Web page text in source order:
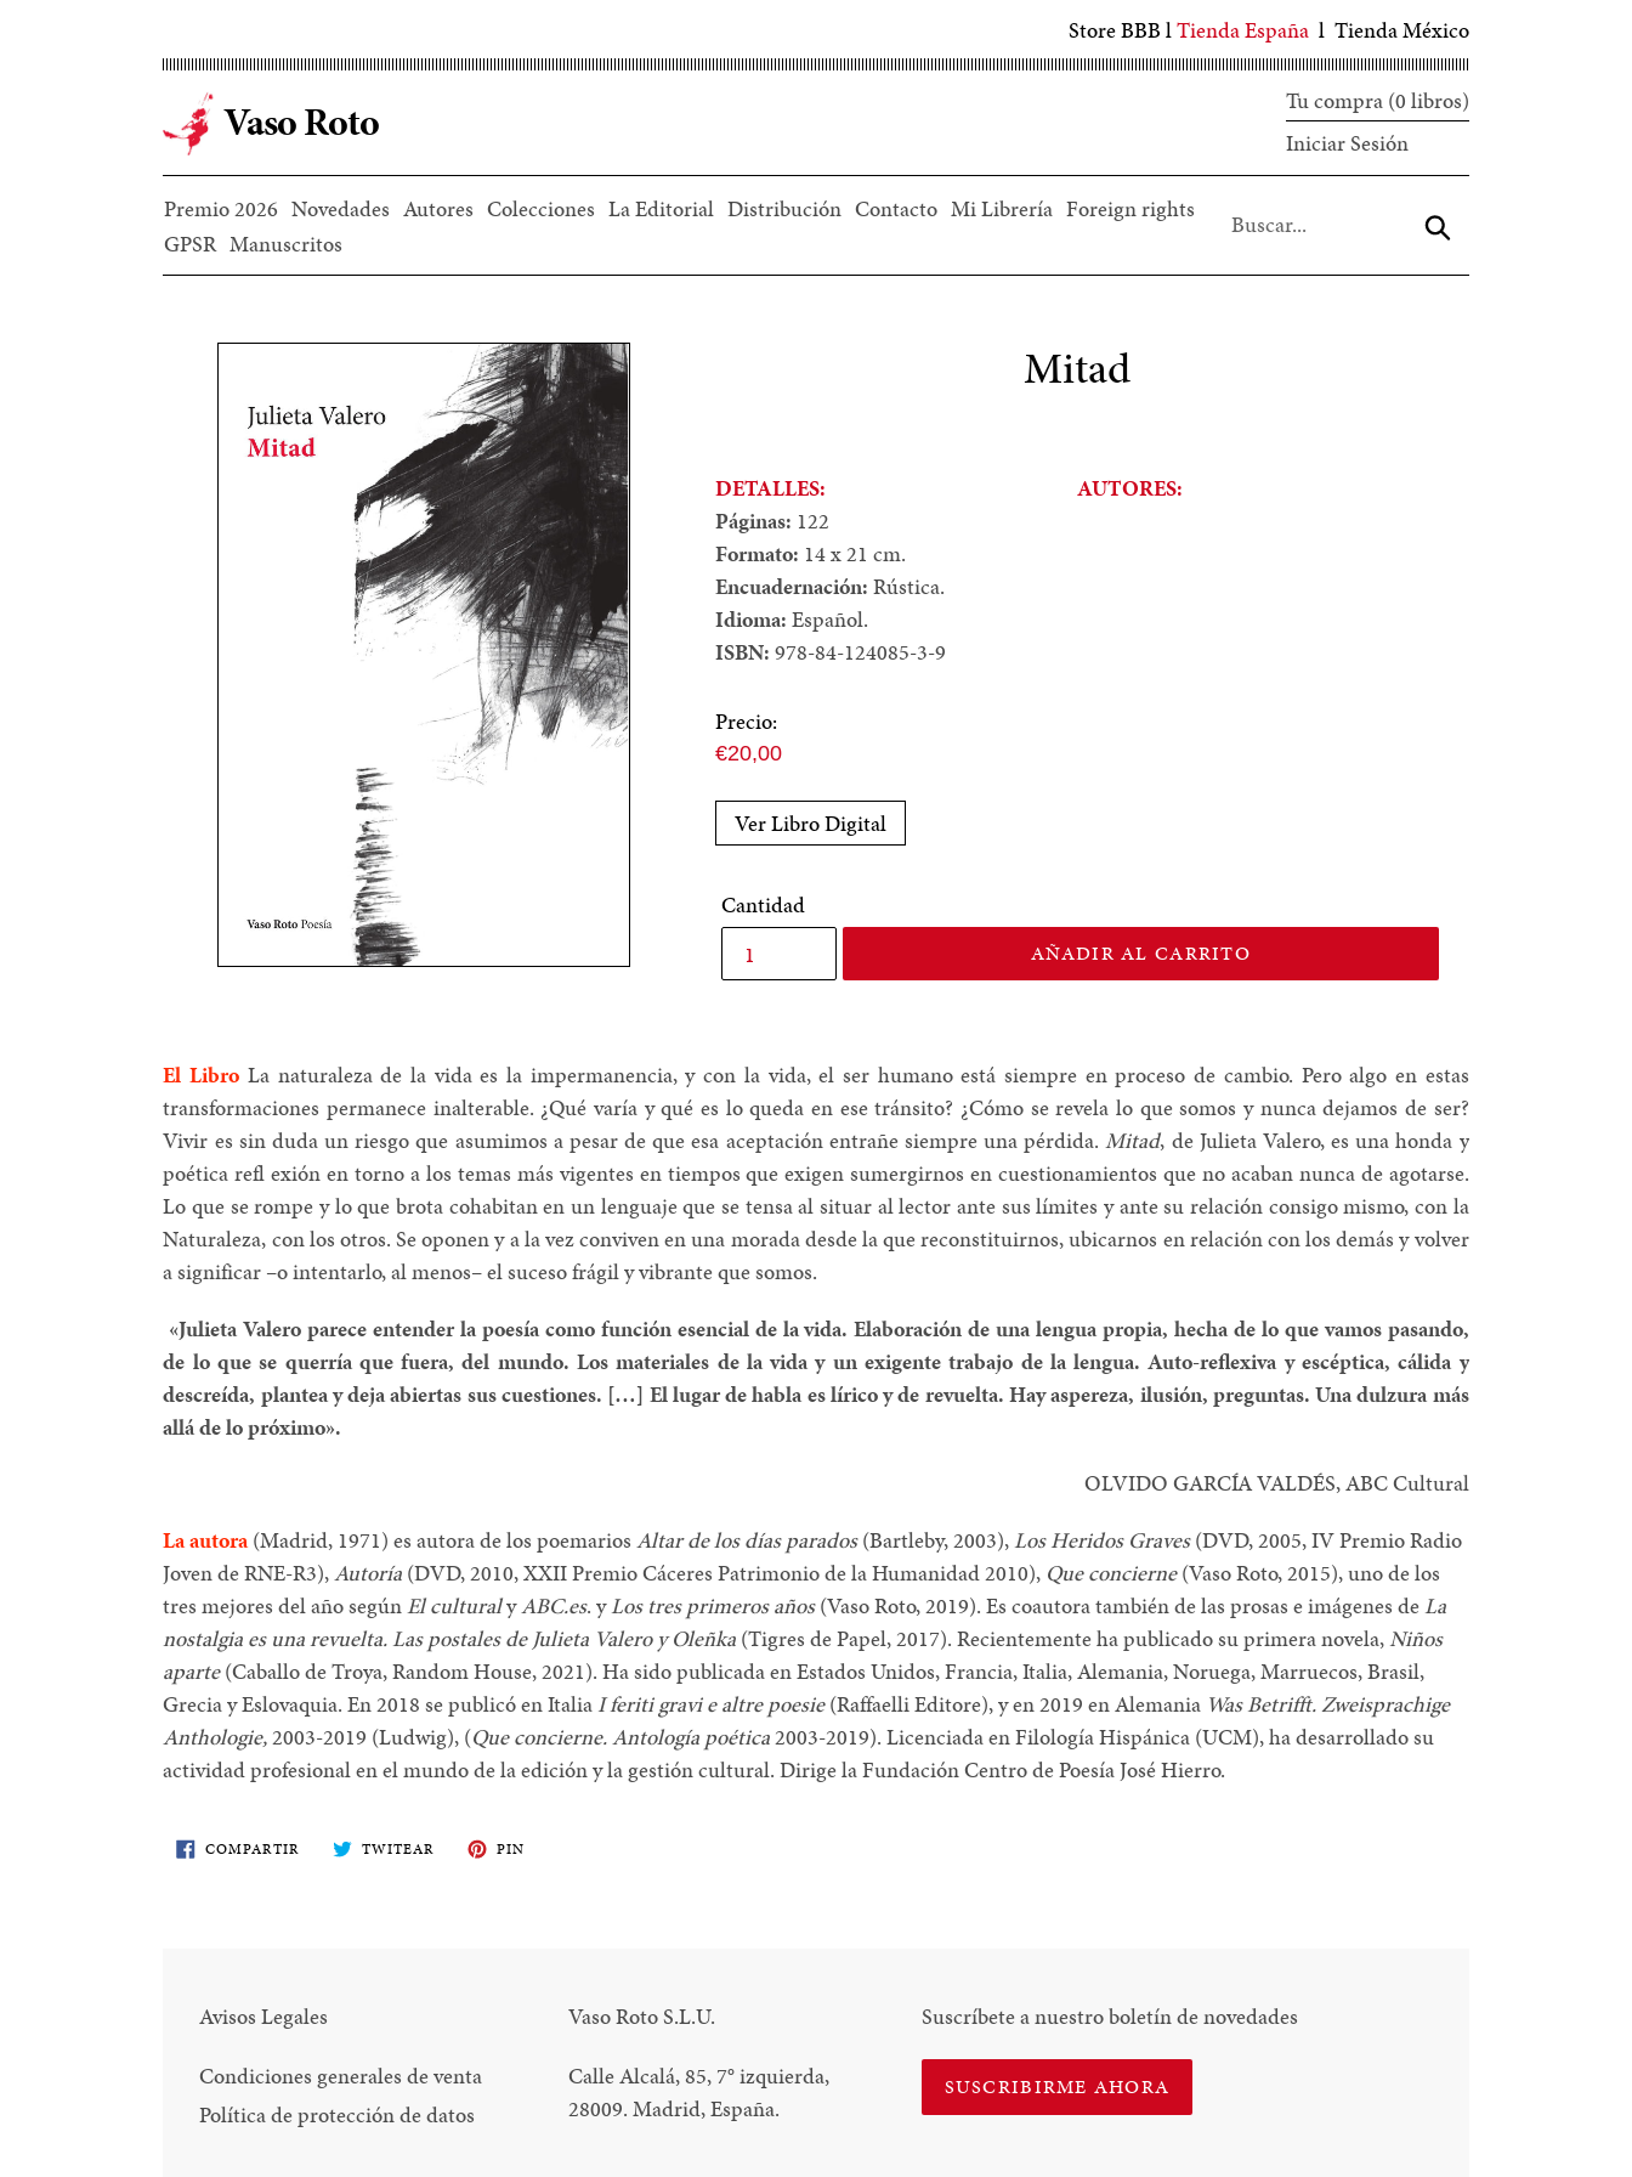
contenido
principal
Store BBB lTienda España l Tienda México
Vaso Roto
Tu compra (0 libros)
Iniciar SesiónIniciar
sesión
Premio 2026 Novedades Autores Colecciones La Editorial Distribución Contacto Mi Librería Foreign rights
GPSR Manuscritos
Mitad
DETALLES:
Páginas: 122
Formato: 14 x 21 cm.
Encuadernación:Rústica.
Idioma:Español.
ISBN:978-84-124085-3-9
AUTORES:
Precio:
Precio
€20,00
Ver Libro Digital
Cantidad
AÑADIR AL CARRITO
El Libro La naturaleza de la vida es la impermanencia, y con la vida, el ser humano está siempre en proceso de cambio. Pero algo en estas
transformaciones permanece inalterable. ¿Qué varía y qué es lo queda en ese tránsito? ¿Cómo se revela lo que somos y nunca dejamos de ser?
Vivir es sin duda un riesgo que asumimos a pesar de que esa aceptación entrañe siempre una pérdida.Mitad, de Julieta Valero, es una honda y
poética refl exión en torno a los temas más vigentes en tiempos que exigen sumergirnos en cuestionamientos que no acaban nunca de agotarse.
Lo que se rompe y lo que brota cohabitan en un lenguaje que se tensa al situar al lector ante sus límites y ante su relación consigo mismo, con la
Naturaleza, con los otros. Se oponen y a la vez conviven en una morada desde la que reconstituirnos, ubicarnos en relación con los demás y volver
a significar –o intentarlo, al menos– el suceso frágil y vibrante que somos.
«Julieta Valero parece entender la poesía como función esencial de la vida. Elaboración de una lengua propia, hecha de lo que vamos pasando,
de lo que se querría que fuera, del mundo. Los materiales de la vida y un exigente trabajo de la lengua. Auto-reflexiva y escéptica, cálida y
descreída, plantea y deja abiertas sus cuestiones. […] El lugar de habla es lírico y de revuelta. Hay aspereza, ilusión, preguntas. Una dulzura más
allá de lo próximo».
OLVIDO GARCÍA VALDÉS, ABC Cultural
La autora(Madrid, 1971) es autora de los poemariosAltar de los días parados(Bartleby, 2003),Los Heridos Graves(DVD, 2005, IV Premio Radio
Joven de RNE-R3),Autoría (DVD, 2010, XXII Premio Cáceres Patrimonio de la Humanidad 2010), Que concierne(Vaso Roto, 2015), uno de los
tres mejores del año segúnEl culturalyABC.es. yLos tres primeros años(Vaso Roto, 2019). Es coautora también de las prosas e imágenes deLa
nostalgia es una revuelta. Las postales de Julieta Valero y Oleñka (Tigres de Papel, 2017). Recientemente ha publicado su primera novela,Niños
aparte(Caballo de Troya, Random House, 2021). Ha sido publicada en Estados Unidos, Francia, Italia, Alemania, Noruega, Marruecos, Brasil,
Grecia y Eslovaquia. En 2018 se publicó en ItaliaI feriti gravi e altre poesie(Raffaelli Editore), y en 2019 en Alemania Was Betrifft. Zweisprachige
Anthologie,2003-2019 (Ludwig), (Que concierne. Antología poética2003-2019). Licenciada en Filología Hispánica (UCM), ha desarrollado su
actividad profesional en el mundo de la edición y la gestión cultural. Dirige la Fundación Centro de Poesía José Hierro.
COMPARTIR COMPARTETWITEAR TWITEA
EN
PINPIN
Avisos Legales
Condiciones generales de venta
Política de protección de datos
Vaso Roto S.L.U.
Calle Alcalá, 85, 7°izquierda,
28009. Madrid, España.
Suscríbete a nuestro boletín de novedades
SUSCRIBIRME AHORA